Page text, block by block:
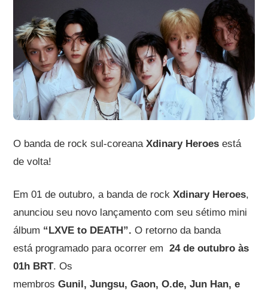
O banda de rock sul-coreanaXdinary Heroes está
de volta!
Em 01 de outubro, a banda de rockXdinary Heroes,
anunciou seu novo lançamento com seu sétimo mini
álbum “LXVE to DEATH”.O retorno da banda
está programado para ocorrer em 24 de outubro às
01h BRT. Os
membrosGunil, Jungsu, Gaon, O.de, Jun Han, e